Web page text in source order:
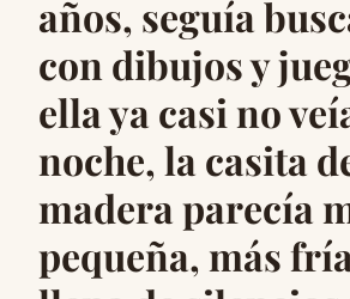
años, seguía
con dibujos y
ella ya casi no
noche, la casita
madera parecía
pequeña, más